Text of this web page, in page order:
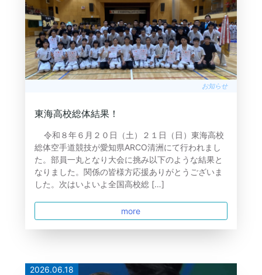
お知らせ
東海高校総体結果！
令和８年６月２０日（土）２１日（日）東海高校
総体空手道競技が愛知県ARCO清洲にて行われまし
た。部員一丸となり大会に挑み以下のような結果と
なりました。関係の皆様方応援ありがとうございま
した。次はいよいよ全国高校総 […]
more
2026.06.18